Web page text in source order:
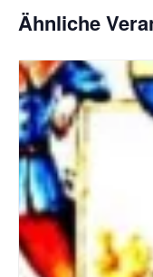
Ähnliche